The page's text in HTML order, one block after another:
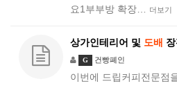
요1부부방 확장…
더보기
상가인테리어 및 도배
G 건빵폐인
이번에 드립커피전문점